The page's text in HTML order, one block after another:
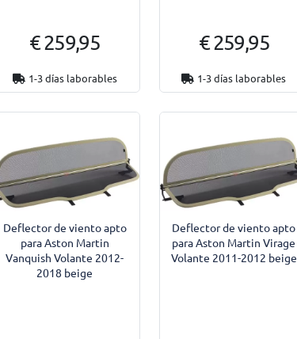
€ 259,95
1-3 días laborables
€ 259,95
1-3 días laborables
Deflector de viento apto
para Aston Martin
Vanquish Volante 2012-
2018 beige
Deflector de viento apto
para Aston Martin Virage
Volante 2011-2012 beige